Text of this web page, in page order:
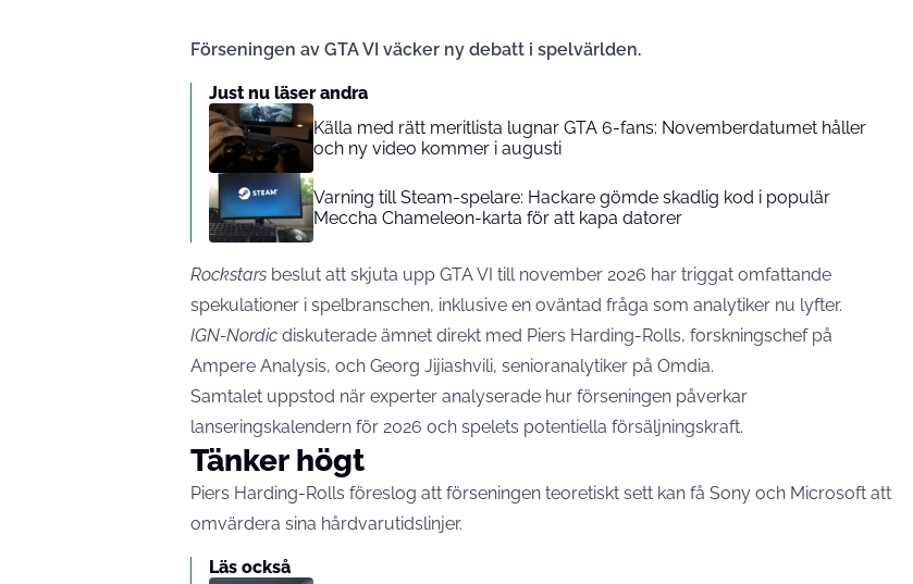
Förseningen av GTA VI väcker ny debatt i spelvärlden.
Just nu läser andra
Källa med rätt meritlista lugnar GTA 6-fans: Novemberdatumet håller
och ny video kommer i augusti
Varning till Steam-spelare: Hackare gömde skadlig kod i populär
Meccha Chameleon-karta för att kapa datorer
Rockstars beslut att skjuta upp GTA VI till november 2026 har triggat omfattande
spekulationer i spelbranschen, inklusive en oväntad fråga som analytiker nu lyfter.
IGN-Nordic diskuterade ämnet direkt med Piers Harding-Rolls, forskningschef på
Ampere Analysis, och Georg Jijiashvili, senioranalytiker på Omdia.
Samtalet uppstod när experter analyserade hur förseningen påverkar
lanseringskalendern för 2026 och spelets potentiella försäljningskraft.
Tänker högt
Piers Harding-Rolls föreslog att förseningen teoretiskt sett kan få Sony och Microsoft att
omvärdera sina hårdvarutidslinjer.
Läs också